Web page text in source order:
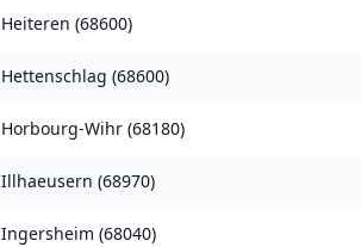
Heiteren (68600)
Hettenschlag (68600)
Horbourg-Wihr (68180)
Illhaeusern (68970)
Ingersheim (68040)